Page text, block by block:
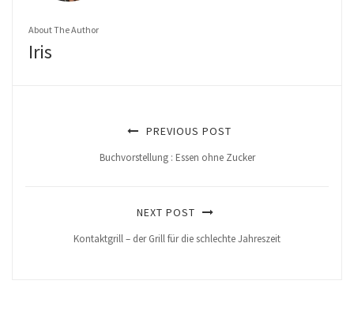
About The Author
Iris
PREVIOUS POST
Buchvorstellung : Essen ohne Zucker
NEXT POST
Kontaktgrill – der Grill für die schlechte Jahreszeit